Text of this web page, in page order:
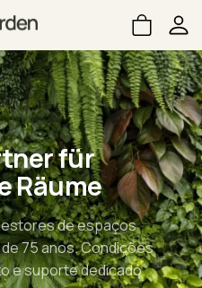
für
Räume
de espaços
75 anos. Condições
e suporte dedicado.